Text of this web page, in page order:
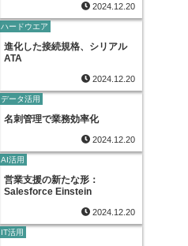
2024.12.20
ハードウエア
進化した接続規格、シリアル
ATA
2024.12.20
データ活用
名刺管理で業務効率化
2024.12.20
AI活用
営業支援の新たな形：
Salesforce Einstein
2024.12.20
IT活用